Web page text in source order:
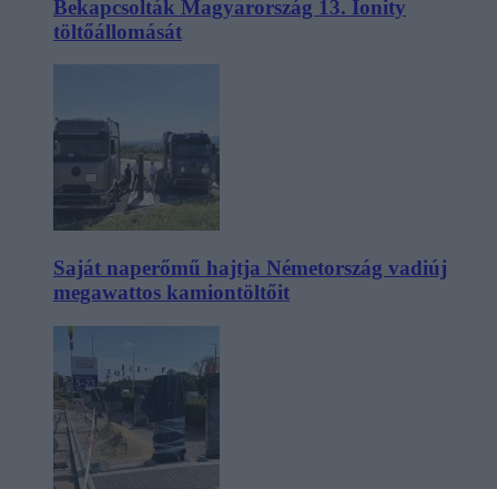
Bekapcsolták Magyarország 13. Ionity
töltőállomását
Saját naperőmű hajtja Németország vadiúj
megawattos kamiontöltőit